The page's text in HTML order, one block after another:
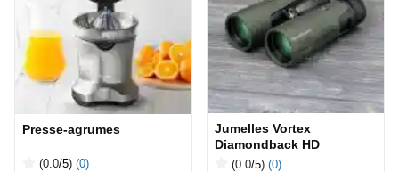
Presse-agrumes
(0.0/5) (0)
Jumelles Vortex
Diamondback HD
(0.0/5) (0)